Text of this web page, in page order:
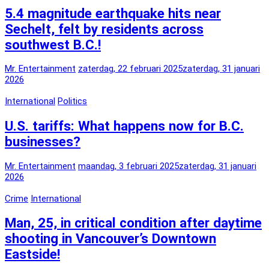
5.4 magnitude earthquake hits near
Sechelt, felt by residents across
southwest B.C.!
Mr. Entertainment zaterdag, 22 februari 2025zaterdag, 31 januari
2026
International Politics
U.S. tariffs: What happens now for B.C.
businesses?
Mr. Entertainment maandag, 3 februari 2025zaterdag, 31 januari
2026
Crime International
Man, 25, in critical condition after daytime
shooting in Vancouver’s Downtown
Eastside!